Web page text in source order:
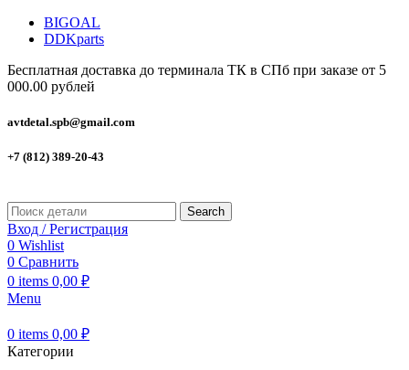
BIGOAL
DDKparts
Бесплатная доставка до терминала ТК в СПб при заказе от 5
000.00 рублей
avtdetal.spb@gmail.com
+7 (812) 389-20-43
Search
Вход / Регистрация
0 Wishlist
0 Сравнить
0 items 0,00 ₽
Menu
0 items 0,00 ₽
Категории